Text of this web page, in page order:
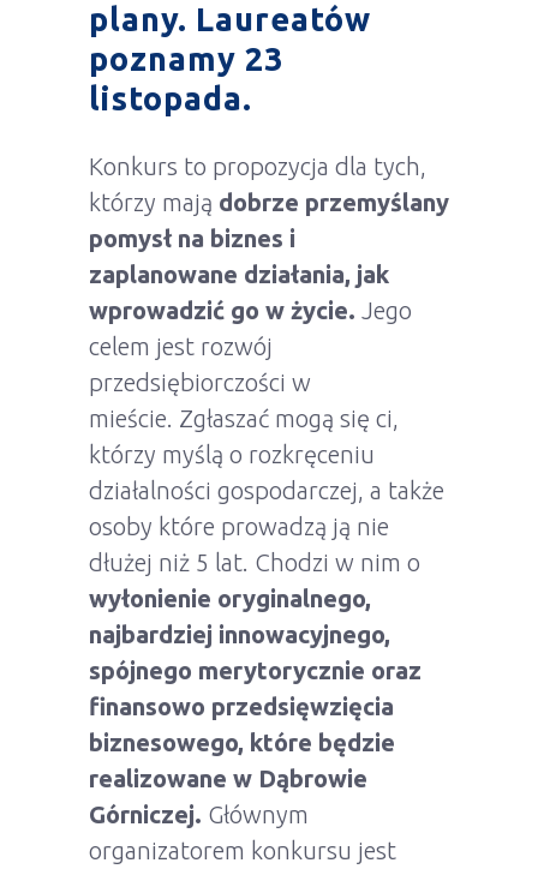
plany. Laureatów
poznamy 23
listopada.
Konkurs to propozycja dla tych,
którzy mają dobrze przemyślany
pomysł na biznes i
zaplanowane działania, jak
wprowadzić go w życie. Jego
celem jest rozwój
przedsiębiorczości w
mieście. Zgłaszać mogą się ci,
którzy myślą o rozkręceniu
działalności gospodarczej, a także
osoby które prowadzą ją nie
dłużej niż 5 lat. Chodzi w nim o
wyłonienie oryginalnego,
najbardziej innowacyjnego,
spójnego merytorycznie oraz
finansowo przedsięwzięcia
biznesowego, które będzie
realizowane w Dąbrowie
Górniczej. Głównym
organizatorem konkursu jest